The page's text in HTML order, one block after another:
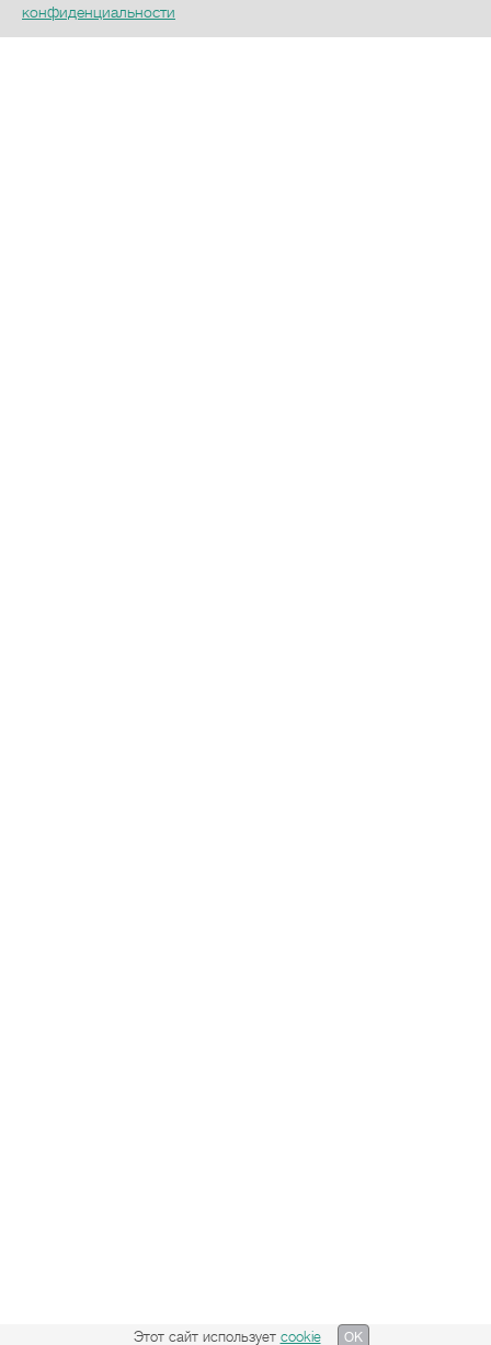
конфиденциальности
Этот сайт использует cookie OK